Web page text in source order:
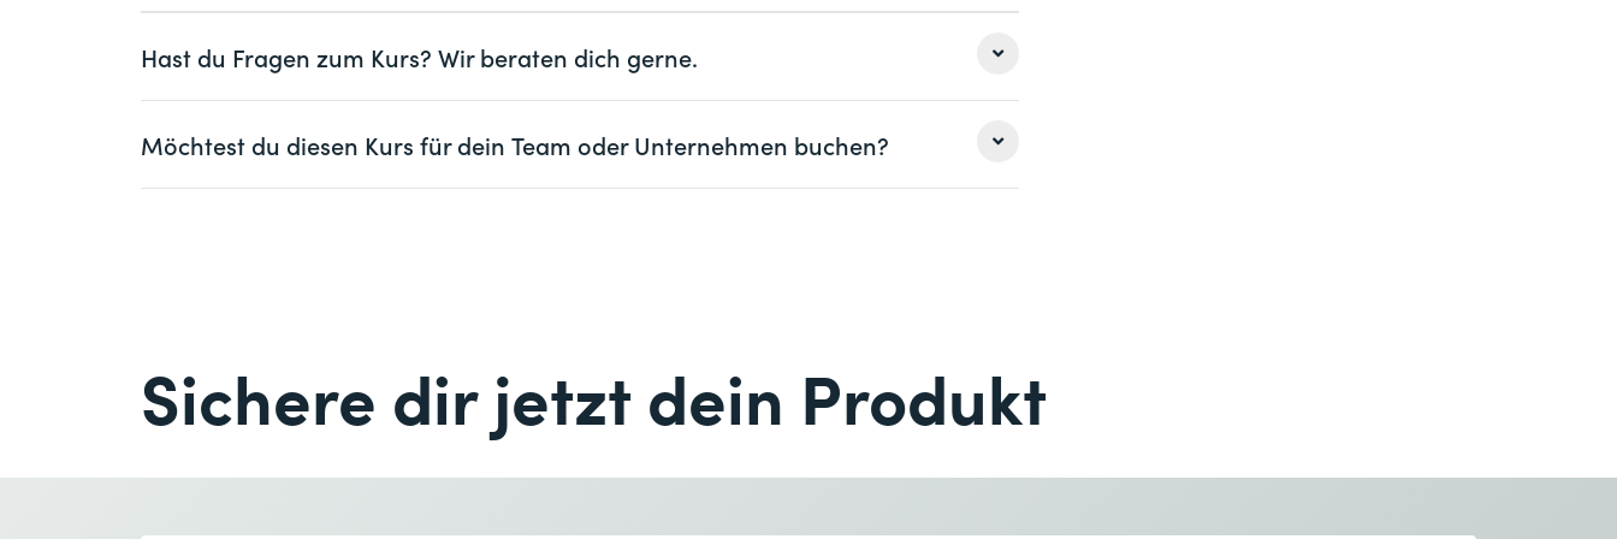
Hast du Fragen zum Kurs? Wir beraten dich gerne.
Vorname * Nachname *
Möchtest du diesen Kurs für dein Team oder Unternehmen buchen?
E-Mail * Telefon *
Sichere dir jetzt dein Produkt